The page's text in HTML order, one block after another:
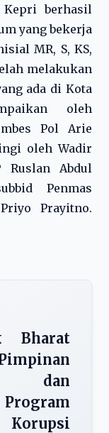
Kepri berhasil
yang bekerja
MR, S, KS,
melakukan
ada di Kota
oleh
Pol Arie
oleh Wadir
Ruslan Abdul
Penmas
Prayitno.
Bharat
dan
Korupsi